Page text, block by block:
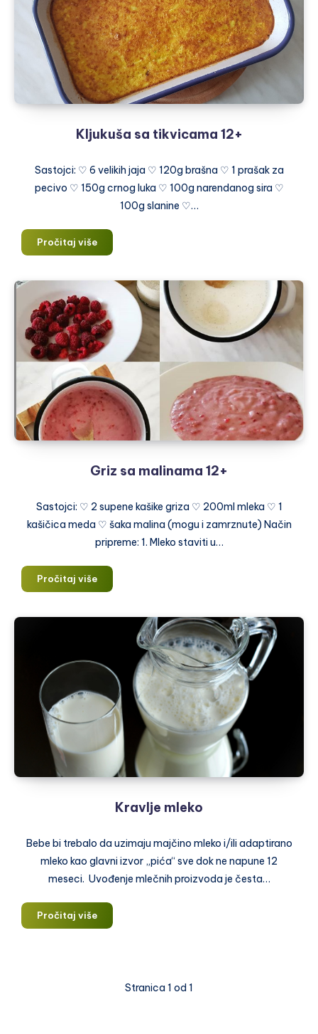
Kljukuša sa tikvicama 12+
Sastojci: ♡ 6 velikih jaja ♡ 120g brašna ♡ 1 prašak za
pecivo ♡ 150g crnog luka ♡ 100g narendanog sira ♡
100g slanine ♡…
Pročitaj višeKljukuša
sa
Griz sa malinama 12+
Sastojci: ♡ 2 supene kašike griza ♡ 200ml mleka ♡ 1
kašičica meda ♡ šaka malina (mogu i zamrznute) Način
pripreme: 1. Mleko staviti u…
Pročitaj višeGriz
sa
Kravlje mleko
Bebe bi trebalo da uzimaju majčino mleko i/ili adaptirano
mleko kao glavni izvor „pića“ sve dok ne napune 12
meseci. Uvođenje mlečnih proizvoda je česta…
Pročitaj višeKravlje
mleko
Stranica 1 od 1